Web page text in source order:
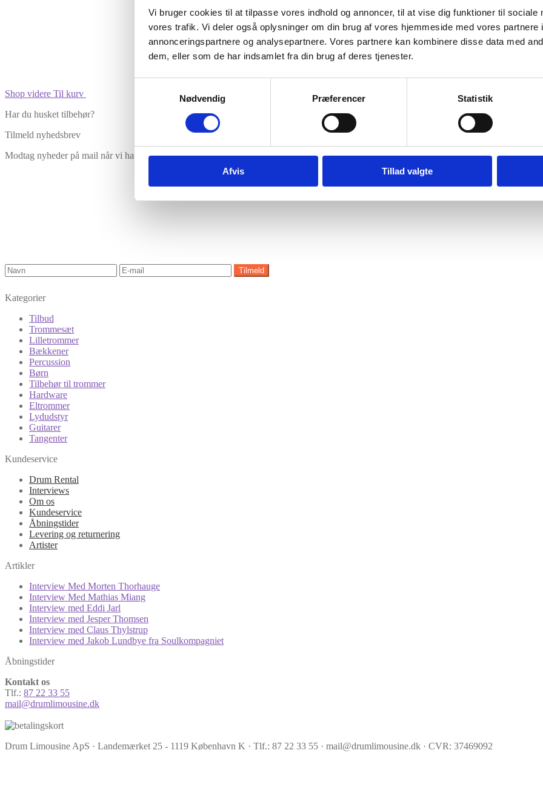
Vi bruger cookies til at tilpasse vores indhold og annoncer, til at vise dig funktioner til sociale
vores trafik. Vi deler også oplysninger om din brug af vores hjemmeside med vores partnere
annonceringspartnere og analysepartnere. Vores partnere kan kombinere disse data med
dem, eller som de har indsamlet fra din brug af deres tjenester.
Nødvendig
Præferencer Statistik
Afvis Tillad valgte
Shop videre Til kurv
Har du husket tilbehør?
Tilmeld nyhedsbrev
Modtag nyheder på mail når vi har nye varer eller konkurrencer.
Kategorier
Tilbud
Trommesæt
Lilletrommer
Bækkener
Percussion
Børn
Tilbehør til trommer
Hardware
Eltrommer
Lydudstyr
Guitarer
Tangenter
Kundeservice
Drum Rental
Interviews
Om os
Kundeservice
Åbningstider
Levering og returnering
Artister
Artikler
Interview Med Morten Thorhauge
Interview Med Mathias Miang
Interview med Eddi Jarl
Interview med Jesper Thomsen
Interview med Claus Thylstrup
Interview med Jakob Lundbye fra Soulkompagniet
Åbningstider
Kontakt os
Tlf.: 87 22 33 55
mail@drumlimousine.dk
Drum Limousine ApS · Landemærket 25 - 1119 København K · Tlf.: 87 22 33 55 · mail@drumlimousine.dk · CVR: 37469092